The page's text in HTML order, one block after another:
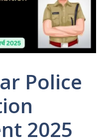
Police
2025